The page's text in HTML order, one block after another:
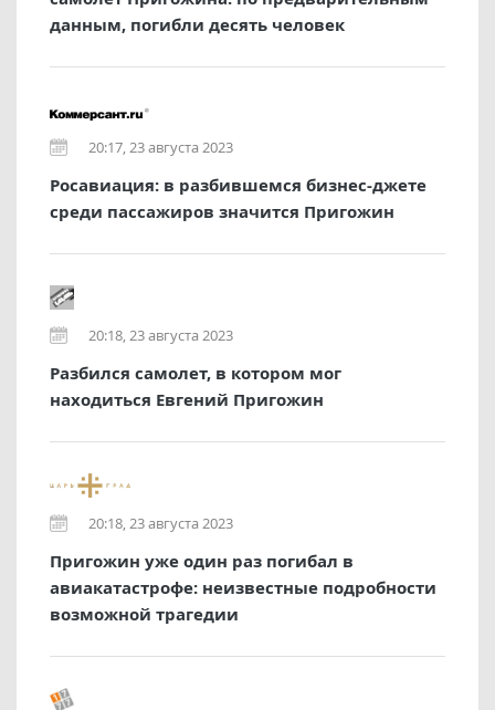
данным, погибли десять человек
20:17, 23 августа 2023
Росавиация: в разбившемся бизнес-джете
среди пассажиров значится Пригожин
20:18, 23 августа 2023
Разбился самолет, в котором мог
находиться Евгений Пригожин
20:18, 23 августа 2023
Пригожин уже один раз погибал в
авиакатастрофе: неизвестные подробности
возможной трагедии